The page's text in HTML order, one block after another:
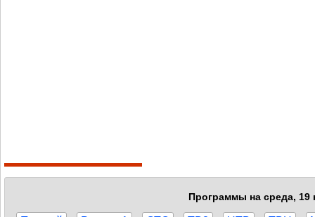
Программы на среда, 19